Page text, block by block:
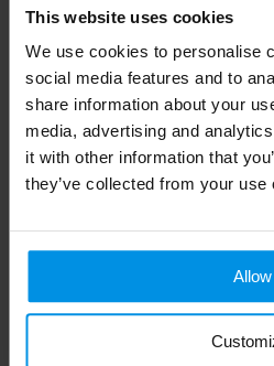
This website uses cookies
We use cookies to personalise
social media features and to
share information about your
media, advertising and
it with other information that
they’ve collected from your
Lengte 8.5 cm
Gerelateerde